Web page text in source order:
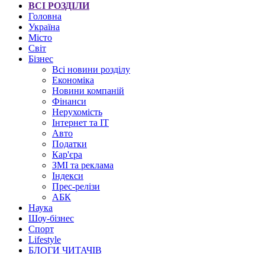
ВСІ РОЗДІЛИ
Головна
Україна
Місто
Світ
Бізнес
Всі новини розділу
Економіка
Новини компаній
Фінанси
Нерухомість
Інтернет та IT
Авто
Податки
Кар'єра
ЗМІ та реклама
Індекси
Прес-релізи
АБК
Наука
Шоу-бізнес
Спорт
Lifestyle
БЛОГИ ЧИТАЧІВ